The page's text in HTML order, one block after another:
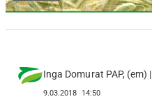
Inga Domurat PAP,
9.03.2018 14:50